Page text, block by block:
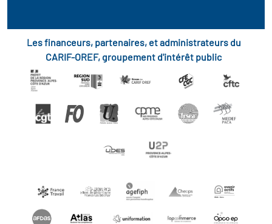
Les financeurs, partenaires, et administrateurs du
CARIF-OREF, groupement d'intérêt public